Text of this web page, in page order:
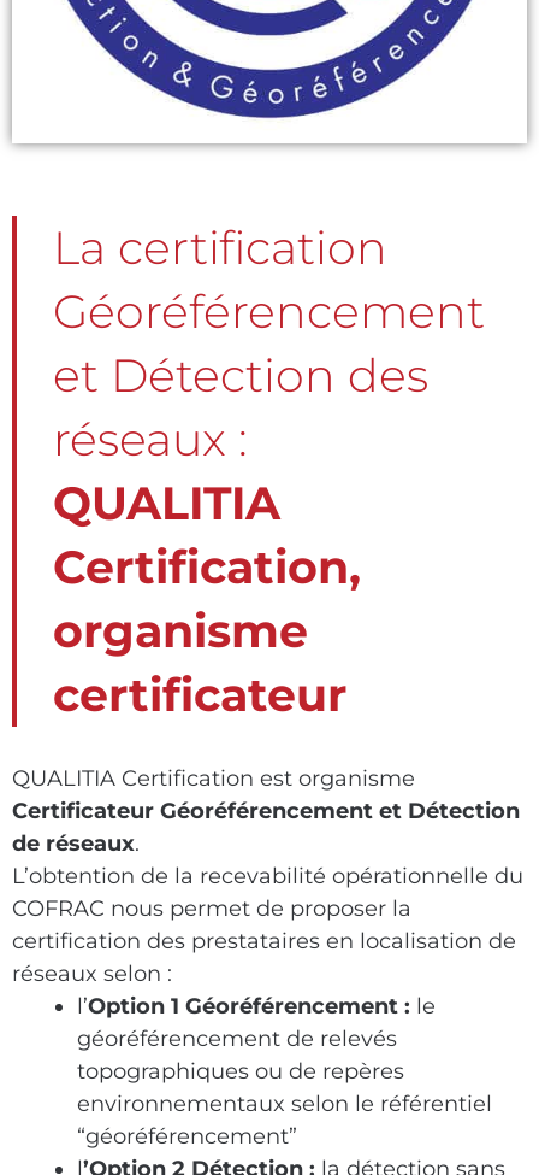
La certification
Géoréférencement
et Détection des
réseaux :
QUALITIA
Certification,
organisme
certificateur
QUALITIA Certification est organisme
Certificateur Géoréférencement et Détection
de réseaux.
L’obtention de la recevabilité opérationnelle du
COFRAC nous permet de proposer la
certification des prestataires en localisation de
réseaux selon :
l’Option 1 Géoréférencement : le
géoréférencement de relevés
topographiques ou de repères
environnementaux selon le référentiel
“géoréférencement”
l’Option 2 Détection : la détection sans